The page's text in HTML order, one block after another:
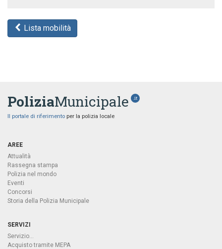
Lista mobilità
PoliziaMunicipale .it
Il portale di riferimento per la polizia locale
AREE
Attualità
Rassegna stampa
Polizia nel mondo
Eventi
Concorsi
Storia della Polizia Municipale
SERVIZI
Servizio...
Acquisto tramite MEPA